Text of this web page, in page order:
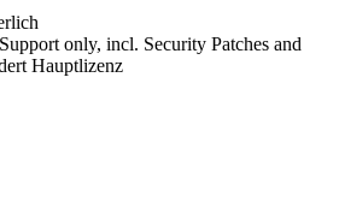
only, incl. Security Patches and
Hauptlizenz